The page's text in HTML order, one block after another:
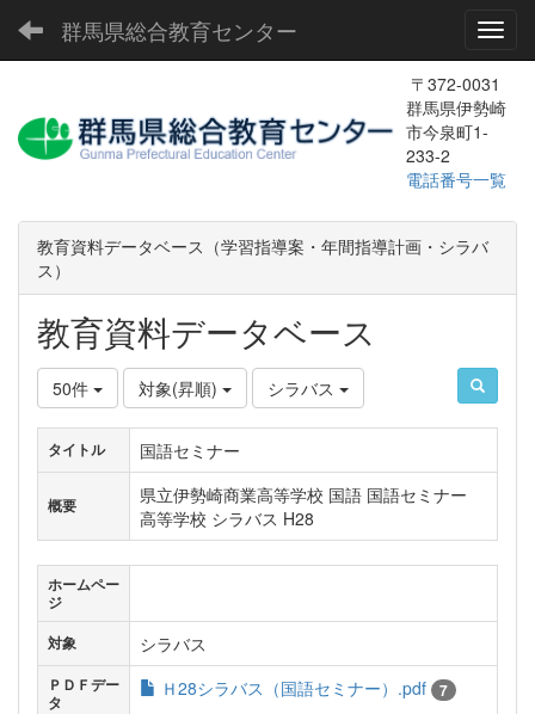
群馬県総合教育センター
〒372-0031
群馬県伊勢崎
市今泉町1-
233-2
電話番号一覧
教育資料データベース（学習指導案・年間指導計画・シラバ
ス）
教育資料データベース
50件 対象(昇順) シラバス
タイトル 国語セミナー
概要
県立伊勢崎商業高等学校 国語 国語セミナー
高等学校 シラバス H28
ホームペー
ジ
対象
シラバス
ＰＤＦデー
タ
Ｈ28シラバス（国語セミナー）.pdf 7